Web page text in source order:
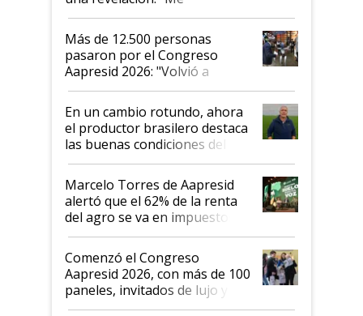
impresionó mucho"
Más de 12.500 personas
pasaron por el Congreso
Aapresid 2026: "Volvió a
demostrar que hablar del
suelo es hablar de todo el
sistema productivo"
En un cambio rotundo, ahora
el productor brasilero destaca
las buenas condiciones del
agro argentino para invertir:
"Los veo más motivados"
Marcelo Torres de Aapresid
alertó que el 62% de la renta
del agro se va en impuestos:
"No es bueno que en
Argentina se sigan discutiendo
las mismas cosas de hace 50
años"
Comenzó el Congreso
Aapresid 2026, con más de 100
paneles, invitados de lujo y
todas las tendencias